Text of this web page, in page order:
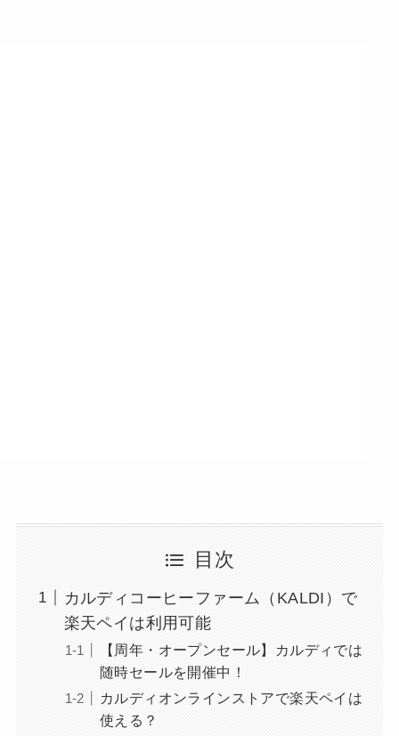
目次
カルディコーヒーファーム（KALDI）で
楽天ペイは利用可能
【周年・オープンセール】カルディでは
随時セールを開催中！
カルディオンラインストアで楽天ペイは
使える？